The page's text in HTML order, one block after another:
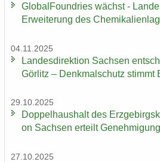
Glo­bal­Found­ries wächst -
Er­wei­te­rung des
04.11.2025
Lan­des­di­rek­ti­on Sach­sen
Gör­litz – Denk­mal­schutz stimmt
29.10.2025
Dop­pel­haus­halt des
on Sach­sen er­teilt
27.10.2025